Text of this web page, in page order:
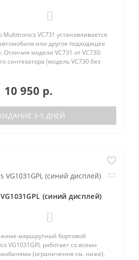
VC731 устанавливается
или другое подходящее
Отличия модели VC731 от VC730:
синтезатора (модель VC730 без
10 950 р.
3-5 ДНЕЙ
(синий дисплей)
маршрутный бортовой
VG1031GPL работает со всеми
(ограничения см. ниже).